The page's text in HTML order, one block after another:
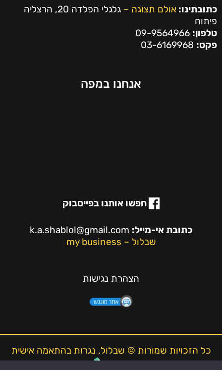
כתובתינו: אולם תצוגה –
גלגלי הפלדה 20, הרצליה
פיתוח
טלפון:
פקס:
אנחנו במפה
חפשו אותנו בפייסבוק
כתובת אי-מייל: k.a.shablol@gmail.com
שבלול – my business
הצהרת נגישות
כל הזכויות שמורות © שבלול, נגרות בהתאמה אישית